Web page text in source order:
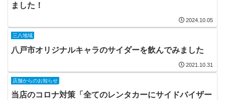
ました！
2024.10.05
三八地域
八戸市オリジナルキャラのサイダーを飲んでみました
2021.10.31
店舗からのお知らせ
当店のコロナ対策「全てのレンタカーにサイドバイザー